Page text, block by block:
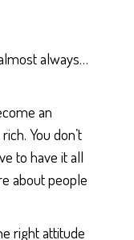
always…
an
You don’t
to have it all
about people
right attitude